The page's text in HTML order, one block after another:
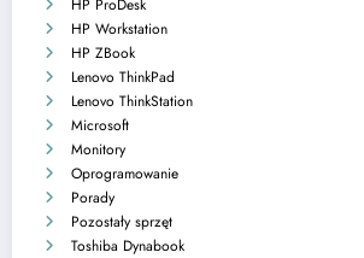
HP ProDesk
HP Workstation
HP ZBook
Lenovo ThinkPad
Lenovo ThinkStation
Microsoft
Monitory
Oprogramowanie
Porady
Pozostały sprzęt
Toshiba Dynabook